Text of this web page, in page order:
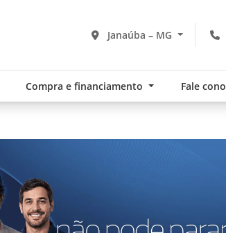
Janaúba – MG
Compra e financiamento Fale